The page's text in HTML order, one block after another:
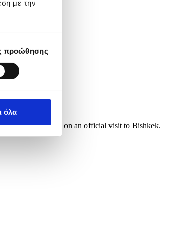
με την
προώθησης
όλα
2026. Kombos is on an official visit to Bishkek.